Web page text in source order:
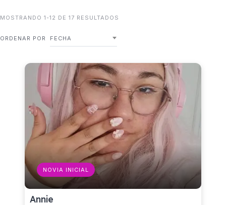
MOSTRANDO 1-12 DE 17 RESULTADOS
ORDENAR POR FECHA
NOVIA INICIAL
Annie